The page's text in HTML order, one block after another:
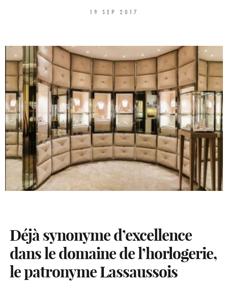
19 SEP 2017
Déjà synonyme d’excellence
dans le domaine de l’horlogerie,
le patronyme Lassaussois